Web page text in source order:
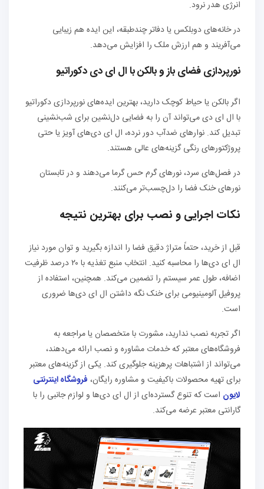
انرژی هدر نرود.
در خانه‌های دوبلکس یا دفاتر چندطبقه، این ایده هم زیبایی
می‌آفریند و هم ارزش ملک را افزایش می‌دهد.
نورپردازی فضای باز و بالکن با ال ای دی دکوراتیو
اگر بالکن یا حیاط کوچک دارید، بهترین ایده‌های نورپردازی دکوراتیو
با ال ای دی می‌تواند آن را به فضایی دل‌نشین برای شب‌نشینی
تبدیل کند. نوارهای ضدآب دور نرده، ال ای دی‌های آویز یا حتی
پروژکتورهای رنگی گزینه‌های عالی هستند.
در فصل‌های سرد، نورهای گرم حس گرما می‌دهند و در تابستان
نورهای خنک فضا را دل‌چسب‌تر می‌کنند.
نکات اجرایی و نصب برای بهترین نتیجه
قبل از خرید، حتماً متراژ دقیق فضا را اندازه بگیرید و توان مورد نیاز
ال ای دی‌ها را محاسبه کنید. انتخاب منبع تغذیه با ۲۰ درصد ظرفیت
اضافه، طول عمر سیستم را تضمین می‌کند. همچنین، استفاده از
پروفیل آلومینیومی برای خنک نگه داشتن ال ای دی‌ها ضروری
است.
اگر تجربه نصب ندارید، مشورت با متخصصان یا مراجعه به
فروشگاه‌های معتبر که خدمات مشاوره و نصب ارائه می‌دهند،
می‌تواند از اشتباهات پرهزینه جلوگیری کند. یکی از گزینه‌های معتبر
برای تهیه محصولات باکیفیت و مشاوره رایگان، فروشگاه اینترنتی
لایون است که تنوع گسترده‌ای از ال ای دی‌ها و لوازم جانبی را با
گارانتی معتبر عرضه می‌کند.